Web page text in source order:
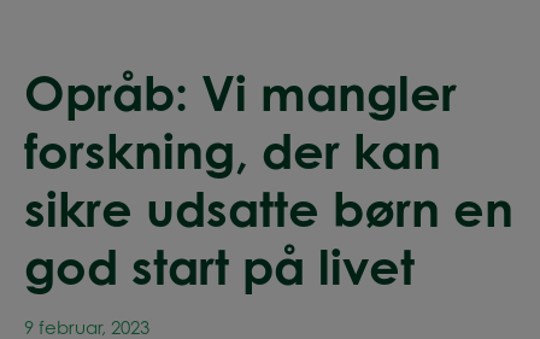
Opråb: Vi mangler
forskning, der kan
sikre udsatte børn en
god start på livet
9 februar, 2023